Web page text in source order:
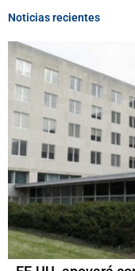
Noticias recientes